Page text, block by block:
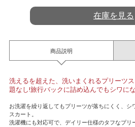
在庫を見る
商品説明
洗えるを超えた、洗いまくれるプリーツ
題なし!旅行バックに詰め込んでもシワに
お洗濯を繰り返してもプリーツが落ちにくく、シ
スカート。
洗濯機にも対応可で、デイリー仕様のタフなプリ